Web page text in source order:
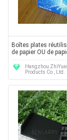
Boîtes plates
de papier OU de
d'emballage de
la coutume
Hangzhou
Products Co., Ltd.